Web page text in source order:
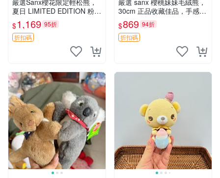
嚴選Sanx櫻花限定輕松熊，
夏日 LIMITED EDITION 粉色
毛絨熊，背有拉鏈設計，肚內
填充豆袋，精致工藝呈現，狀
態如新，適合收藏與送人 櫻
$1,169 95折
折扣碼
嚴選 sanx 櫻桃妹妹毛絨熊，
30cm 正品收藏佳品，手感極
軟，適合贈送與收藏 櫻桃妹
妹、sanx、毛絨熊
$869 94折
折扣碼